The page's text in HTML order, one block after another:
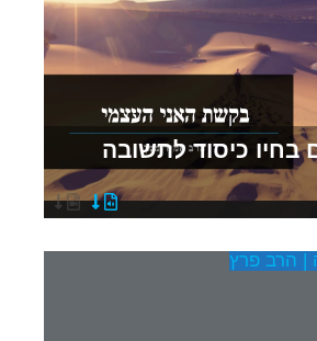
בחיו כיסוד לתשובה
| הרב פרץ